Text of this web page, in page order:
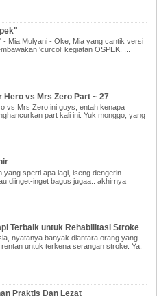
- Mia Mulyani - Oke, Mia yang cantik versi
‘curcol’ kegiatan OSPEK. ...
Hero vs Mrs Zero Part ~ 27
vs Mrs Zero ini guys, entah kenapa
part kali ini. Yuk monggo, yang
yang sperti apa lagi, iseng dengerin
diinget-inget bagus jugaa.. akhirnya
Terbaik untuk Rehabilitasi Stroke
nyatanya banyak diantara orang yang
untuk terkena serangan stroke. Ya,
Praktis Dan Lezat